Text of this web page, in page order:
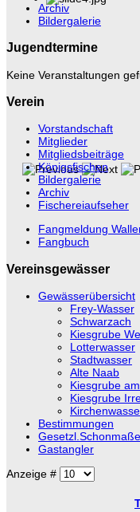
Archiv
Bildergalerie
Jugendtermine
Keine Veranstaltungen
Verein
Vorstandschaft
Mitglieder
Mitgliedsbeiträge
Königsfischen
Bildergalerie
Archiv
Fischereiaufseher
Fangmeldung
Fangbuch
Vereinsgewässer
Gewässerübersicht
Frey-Wasser
Schwarzach
Kiesgrube
Lotterwasser
Stadtwasser
Alte Naab
Kiesgrube
Kiesgrube
Bestimmungen
Gastangler
Anzeige #